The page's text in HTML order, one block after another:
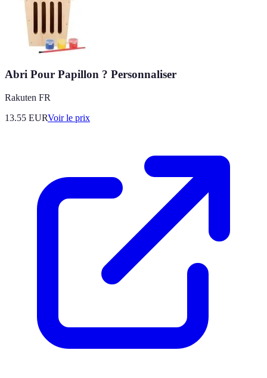
Abri Pour Papillon ? Personnaliser
Rakuten FR
13.55 EURVoir le prix